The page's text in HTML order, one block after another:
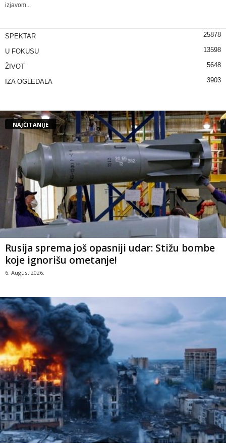
izjavom...
SPEKTAR 25878
U FOKUSU 13598
ŽIVOT 5648
IZA OGLEDALA 3903
NAJČITANIJE
Rusija sprema još opasniji udar: Stižu bombe
koje ignorišu ometanje!
6. August 2026.